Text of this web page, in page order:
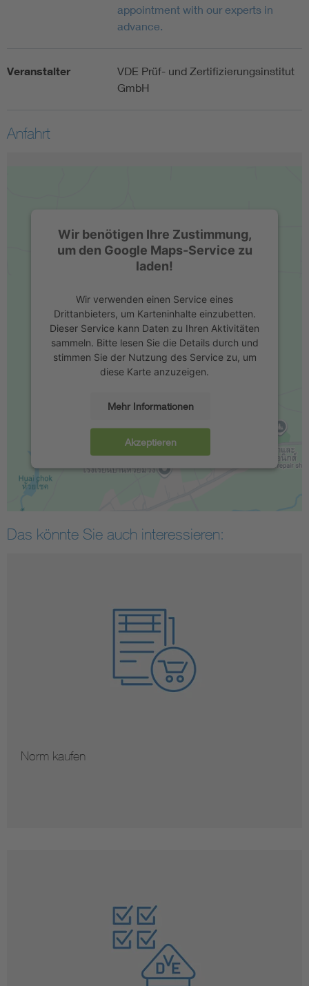
appointment with our experts in
advance.
Veranstalter
VDE Prüf- und Zertifizierungsinstitut
GmbH
Anfahrt
Wir benötigen Ihre Zustimmung,
um den Google Maps-Service zu
laden!
Wir verwenden einen Service eines
Drittanbieters, um Karteninhalte einzubetten.
Dieser Service kann Daten zu Ihren Aktivitäten
sammeln. Bitte lesen Sie die Details durch und
stimmen Sie der Nutzung des Service zu, um
diese Karte anzuzeigen.
Mehr Informationen
Akzeptieren
Das könnte Sie auch interessieren:
Norm kaufen